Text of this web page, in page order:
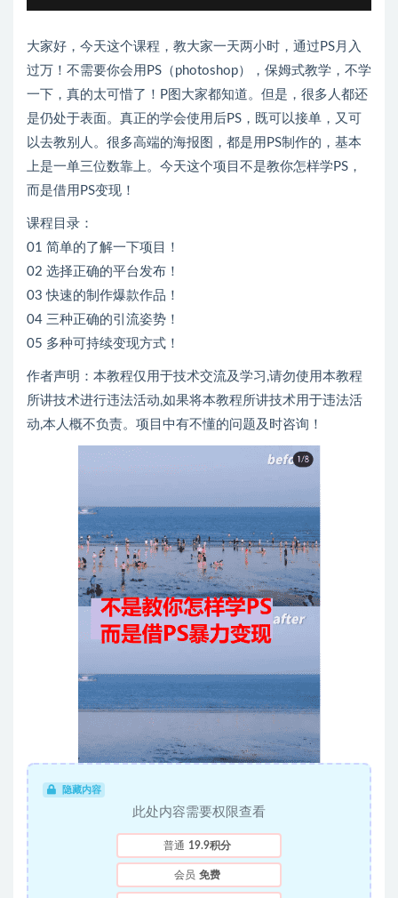
大家好，今天这个课程，教大家一天两小时，通过PS月入
过万！不需要你会用PS（photoshop），保姆式教学，不学
一下，真的太可惜了！P图大家都知道。但是，很多人都还
是仍处于表面。真正的学会使用后PS，既可以接单，又可
以去教别人。很多高端的海报图，都是用PS制作的，基本
上是一单三位数靠上。今天这个项目不是教你怎样学PS，
而是借用PS变现！
课程目录：
01 简单的了解一下项目！
02 选择正确的平台发布！
03 快速的制作爆款作品！
04 三种正确的引流姿势！
05 多种可持续变现方式！
作者声明：本教程仅用于技术交流及学习,请勿使用本教程
所讲技术进行违法活动,如果将本教程所讲技术用于违法活
动,本人概不负责。项目中有不懂的问题及时咨询！
隐藏内容
此处内容需要权限查看
普通 19.9积分
会员 免费